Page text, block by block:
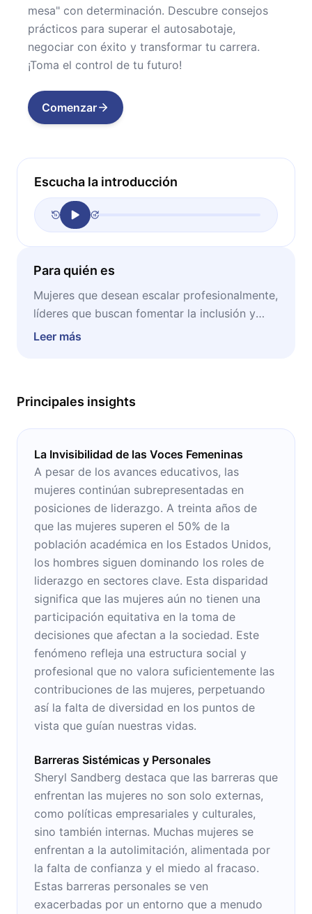
mesa" con determinación. Descubre consejos
prácticos para superar el autosabotaje,
negociar con éxito y transformar tu carrera.
¡Toma el control de tu futuro!
Comenzar
Escucha la introducción
Para quién es
Mujeres que desean escalar profesionalmente,
líderes que buscan fomentar la inclusión y
parejas que aspiran a una vida familiar más
Leer más
Principales insights
La Invisibilidad de las Voces Femeninas
A pesar de los avances educativos, las
mujeres continúan subrepresentadas en
posiciones de liderazgo. A treinta años de
que las mujeres superen el 50% de la
población académica en los Estados Unidos,
los hombres siguen dominando los roles de
liderazgo en sectores clave. Esta disparidad
significa que las mujeres aún no tienen una
participación equitativa en la toma de
decisiones que afectan a la sociedad. Este
fenómeno refleja una estructura social y
profesional que no valora suficientemente las
contribuciones de las mujeres, perpetuando
así la falta de diversidad en los puntos de
vista que guían nuestras vidas.
Barreras Sistémicas y Personales
Sheryl Sandberg destaca que las barreras que
enfrentan las mujeres no son solo externas,
como políticas empresariales y culturales,
sino también internas. Muchas mujeres se
enfrentan a la autolimitación, alimentada por
la falta de confianza y el miedo al fracaso.
Estas barreras personales se ven
exacerbadas por un entorno que a menudo